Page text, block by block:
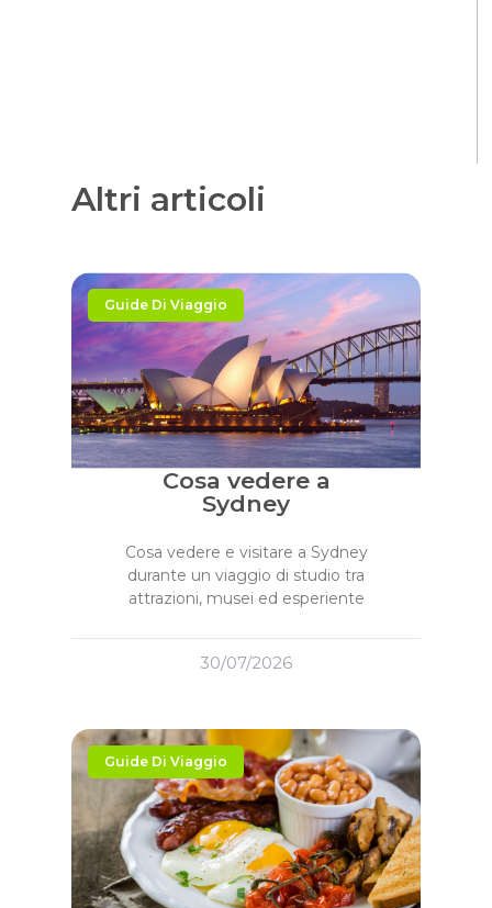
Altri articoli
Guide Di Viaggio
Cosa vedere a
Sydney
Cosa vedere e visitare a Sydney
durante un viaggio di studio tra
attrazioni, musei ed esperiente
30/07/2026
Guide Di Viaggio